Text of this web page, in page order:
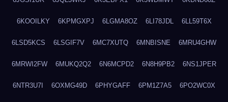
6KOOILKY 6KPMGXPJ 6LGMA8OZ 6LI78JDL 6LL59T6X
6LSD5KCS 6LSGIF7V 6MC7XUTQ 6MNBISNE 6MRU4GHW
6MRWI2FW 6MUKQ2Q2 6N6MCPD2 6N8H9PB2 6NS1JPER
6NTR3U7I 6OXMG49D 6PHYGAFF 6PM1Z7A5 6PO2WC0X